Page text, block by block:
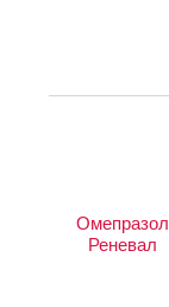
Омепразол
Реневал